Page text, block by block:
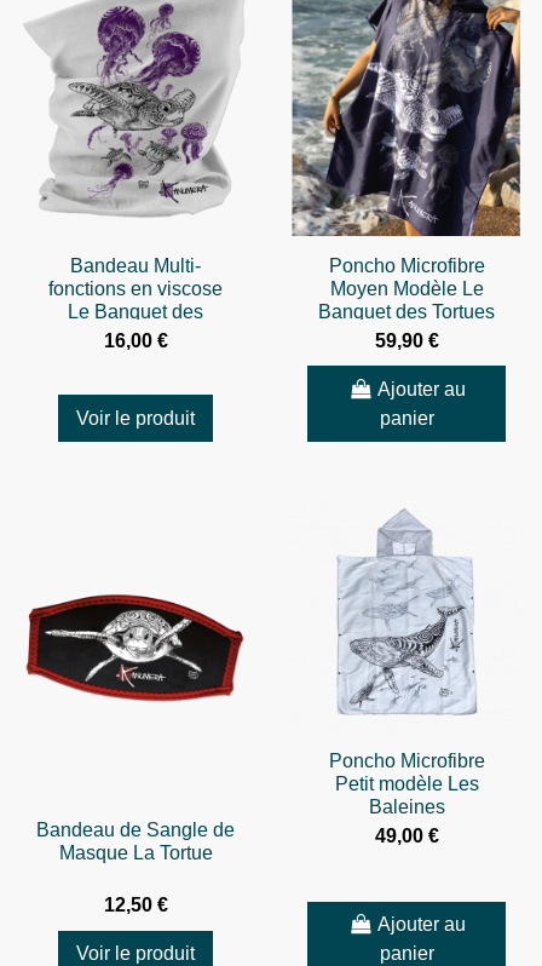
Bandeau Multi-
fonctions en viscose
Le Banquet des
Tortues
16,00 €
Voir le produit
Poncho Microfibre
Moyen Modèle Le
Banquet des Tortues
59,90 €
Ajouter au
panier
Bandeau de Sangle de
Masque La Tortue
12,50 €
Voir le produit
Poncho Microfibre
Petit modèle Les
Baleines
49,00 €
Ajouter au
panier